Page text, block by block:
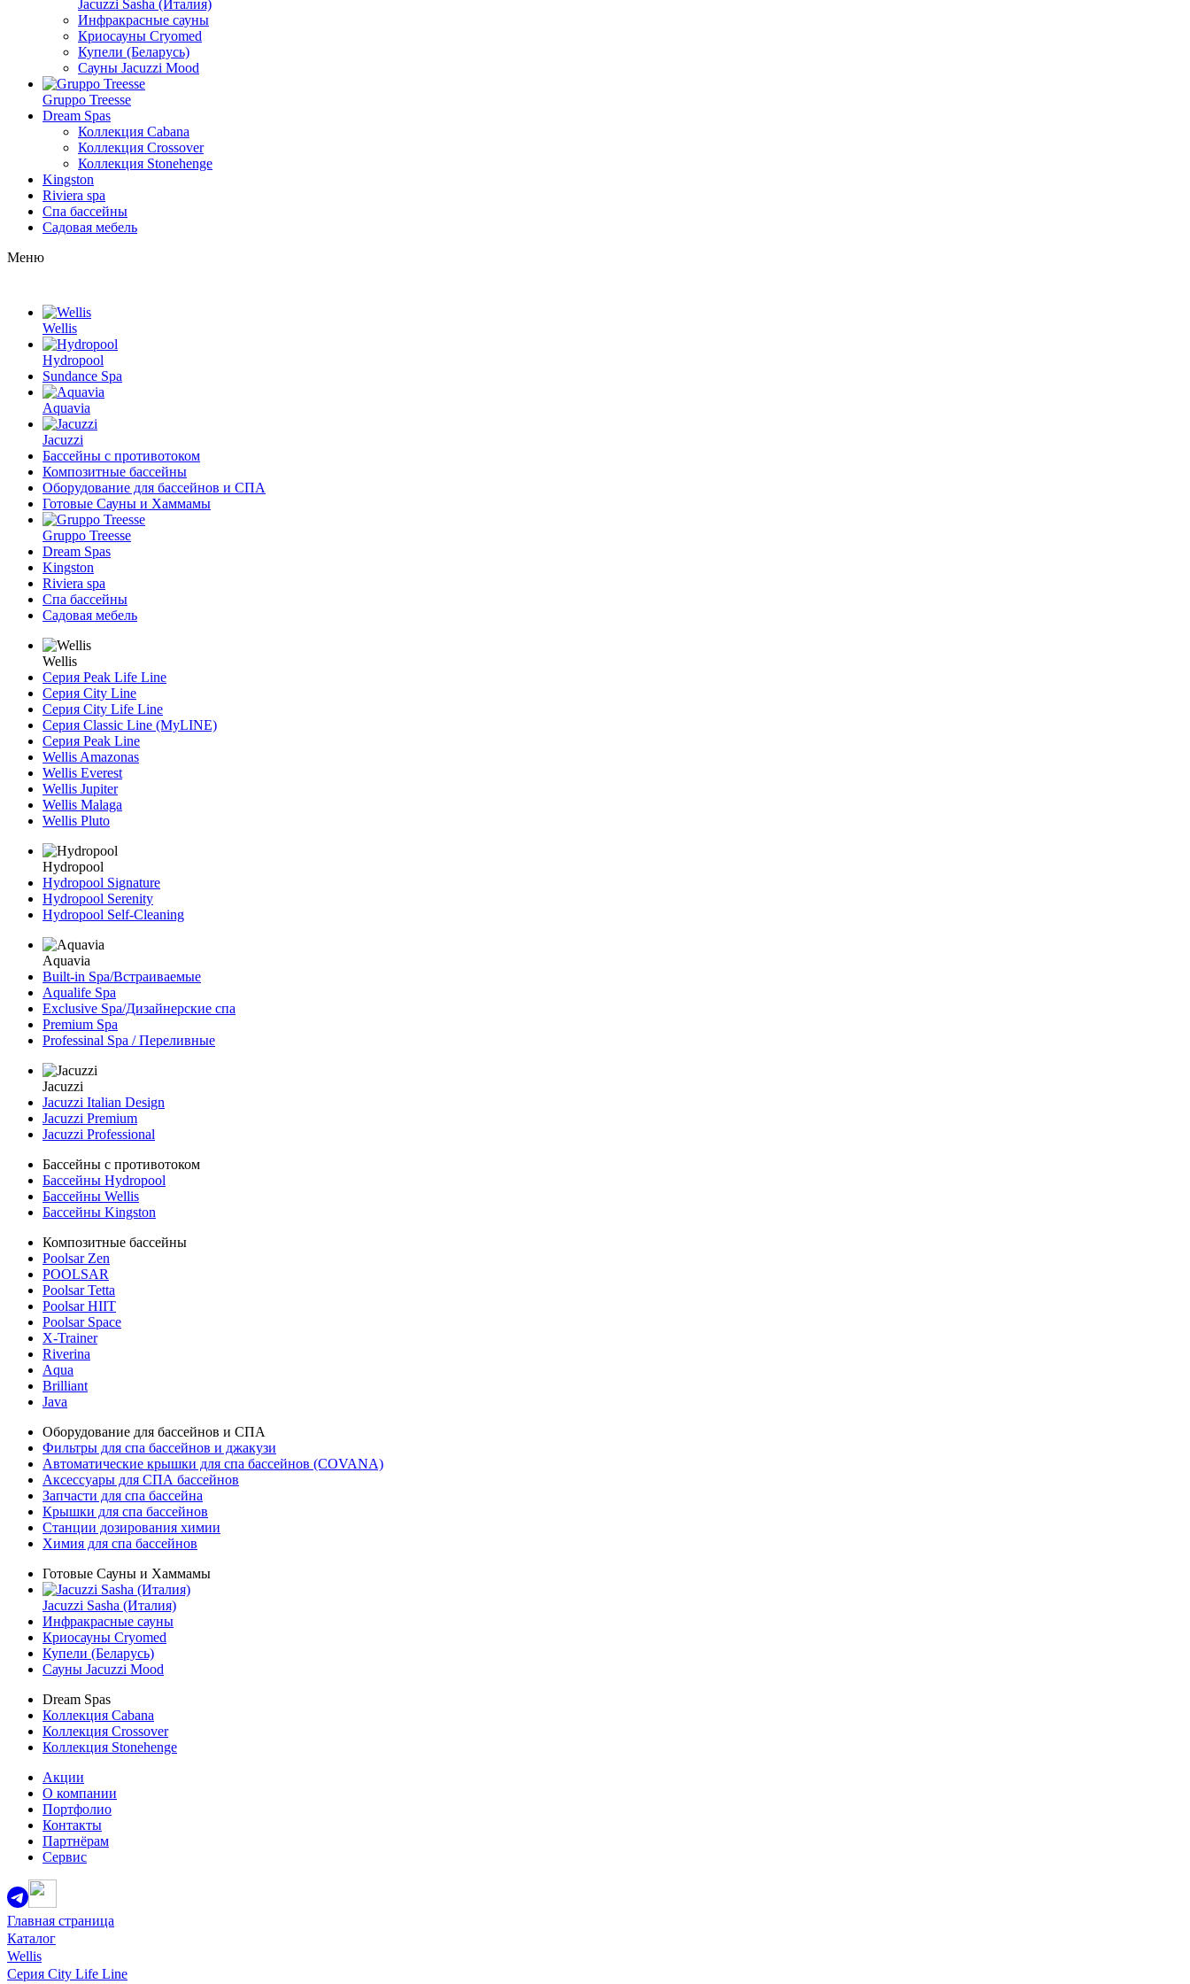
Jacuzzi Sasha (Италия)
Инфракрасные сауны
Криосауны Cryomed
Купели (Беларусь)
Сауны Jacuzzi Mood
Gruppo Treesse
Dream Spas
Коллекция Cabana
Коллекция Crossover
Коллекция Stonehenge
Kingston
Riviera spa
Спа бассейны
Садовая мебель
Меню
Wellis
Hydropool
Sundance Spa
Aquavia
Jacuzzi
Бассейны с противотоком
Композитные бассейны
Оборудование для бассейнов и СПА
Готовые Сауны и Хаммамы
Gruppo Treesse
Dream Spas
Kingston
Riviera spa
Спа бассейны
Садовая мебель
Wellis
Серия Peak Life Line
Серия City Line
Серия City Life Line
Серия Classic Line (MyLINE)
Серия Peak Line
Wellis Amazonas
Wellis Everest
Wellis Jupiter
Wellis Malaga
Wellis Pluto
Hydropool
Hydropool Signature
Hydropool Serenity
Hydropool Self-Сleaning
Aquavia
Built-in Spa/Встраиваемые
Aqualife Spa
Exclusive Spa/Дизайнерские спа
Premium Spa
Professinal Spa / Переливные
Jacuzzi
Jacuzzi Italian Design
Jacuzzi Premium
Jacuzzi Professional
Бассейны с противотоком
Бассейны Hydropool
Бассейны Wellis
Бассейны Kingston
Композитные бассейны
Poolsar Zen
POOLSAR
Poolsar Tetta
Poolsar HIIT
Poolsar Space
X-Trainer
Riverina
Aqua
Brilliant
Java
Оборудование для бассейнов и СПА
Фильтры для спа бассейнов и джакузи
Автоматические крышки для спа бассейнов (COVANA)
Аксессуары для СПА бассейнов
Запчасти для спа бассейна
Крышки для спа бассейнов
Станции дозирования химии
Химия для спа бассейнов
Готовые Сауны и Хаммамы
Jacuzzi Sasha (Италия)
Инфракрасные сауны
Криосауны Cryomed
Купели (Беларусь)
Сауны Jacuzzi Mood
Dream Spas
Коллекция Cabana
Коллекция Crossover
Коллекция Stonehenge
Акции
О компании
Портфолио
Контакты
Партнёрам
Сервис
Главная страница
Каталог
Wellis
Серия City Life Line